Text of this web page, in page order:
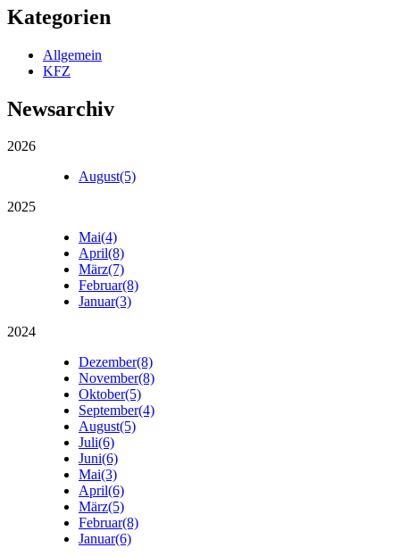
Kategorien
Allgemein
KFZ
Newsarchiv
2026
August(5)
2025
Mai(4)
April(8)
März(7)
Februar(8)
Januar(3)
2024
Dezember(8)
November(8)
Oktober(5)
September(4)
August(5)
Juli(6)
Juni(6)
Mai(3)
April(6)
März(5)
Februar(8)
Januar(6)